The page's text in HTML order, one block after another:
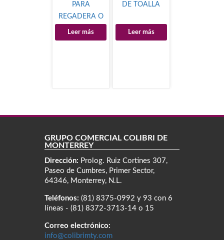
PARA
REGADERA O
TINA HASEN
Leer más
DE TOALLA
Leer más
GRUPO COMERCIAL COLIBRÍ DE
MONTERREY
Dirección: Prolog. Ruiz Cortines 307,
Paseo de Cumbres, Primer Sector,
64346, Monterrey, N.L.
Teléfonos: (81) 8375-0992 y 93 con 6
líneas - (81) 8372-3713-14 o 15
Correo electrónico:
info@colibrimty.com